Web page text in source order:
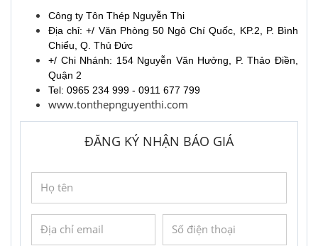
Công ty Tôn Thép Nguyễn Thi
Địa chỉ: +/ Văn Phòng 50 Ngô Chí Quốc, KP.2, P. Bình
Chiểu, Q. Thủ Đức
+/ Chi Nhánh: 154 Nguyễn Văn Hưởng, P. Thảo Điền,
Quận 2
Tel: 0965 234 999 - 0911 677 799
www.tonthepnguyenthi.com
ĐĂNG KÝ NHẬN BÁO GIÁ